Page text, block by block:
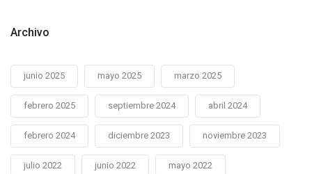
Archivo
junio 2025 mayo 2025 marzo 2025
febrero 2025 septiembre 2024 abril 2024
febrero 2024 diciembre 2023 noviembre 2023
julio 2022 junio 2022 mayo 2022